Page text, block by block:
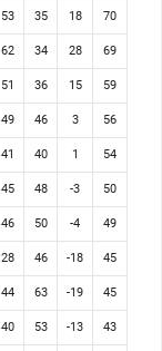
53 35 18 70
62 34 28 69
51 36 15 59
49 46 3 56
41 40 1 54
45 48 -3 50
46 50 -4 49
28 46 -18 45
44 63 -19 45
40 53 -13 43